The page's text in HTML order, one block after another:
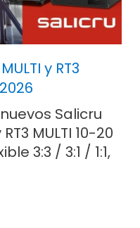
y RT3
Salicru
MULTI 10-20
3:3 / 3:1 / 1:1,